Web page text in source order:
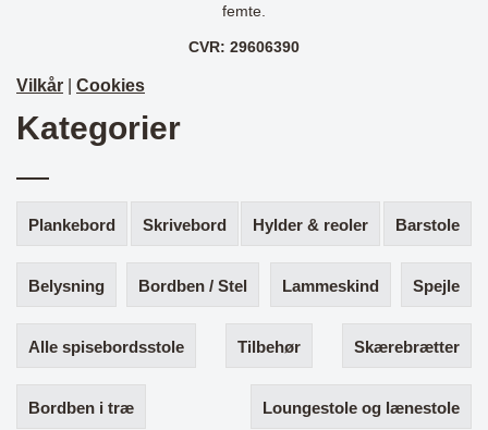
femte.
CVR: 29606390
Vilkår Cookies
Kategorier
Plankebord Skrivebord Hylder & reoler Barstole
Belysning Bordben / Stel Lammeskind Spejle
Alle spisebordsstole Tilbehør Skærebrætter
Bordben i træ Loungestole og lænestole